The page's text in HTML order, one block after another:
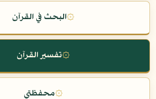
۞البحث في القرآن
۞تفسير القرآن
۞محفظتي